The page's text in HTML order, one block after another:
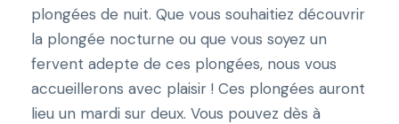
plongées de nuit. Que vous souhaitiez découvrir
la plongée nocturne ou que vous soyez un
fervent adepte de ces plongées, nous vous
accueillerons avec plaisir ! Ces plongées auront
lieu un mardi sur deux. Vous pouvez dès à